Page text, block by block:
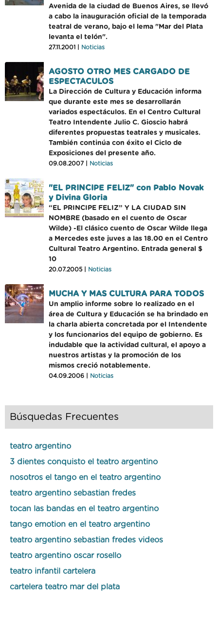
Avenida de la ciudad de Buenos Aires, se llevó
a cabo la inauguración oficial de la temporada
teatral de verano, bajo el lema "Mar del Plata
levanta el telón".
27.11.2001 | Noticias
AGOSTO OTRO MES CARGADO DE
ESPECTACULOS
La Dirección de Cultura y Educación informa
que durante este mes se desarrollarán
variados espectáculos. En el Centro Cultural
Teatro Intendente Julio C. Gioscio habrá
diferentes propuestas teatrales y musicales.
También continúa con éxito el Ciclo de
Exposiciones del presente año.
09.08.2007 | Noticias
"EL PRINCIPE FELIZ" con Pablo Novak
y Divina Gloria
“EL PRINCIPE FELIZ” Y LA CIUDAD SIN
NOMBRE (basado en el cuento de Oscar
Wilde) -El clásico cuento de Oscar Wilde llega
a Mercedes este juves a las 18.00 en el Centro
Cultural Teatro Argentino. Entrada general $
10
20.07.2005 | Noticias
MUCHA Y MAS CULTURA PARA TODOS
Un amplio informe sobre lo realizado en el
área de Cultura y Educación se ha brindado en
la charla abierta concretada por el Intendente
y los funcionarios del equipo de gobierno. Es
indudable que la actividad cultural, el apoyo a
nuestros artistas y la promoción de los
mismos creció notablemente.
04.09.2006 | Noticias
Búsquedas Frecuentes
teatro argentino
3 dientes conquisto el teatro argentino
nosotros el tango en el teatro argentino
teatro argentino sebastian fredes
tocan las bandas en el teatro argentino
tango emotion en el teatro argentino
teatro argentino sebastian fredes videos
teatro argentino oscar rosello
teatro infantil cartelera
cartelera teatro mar del plata